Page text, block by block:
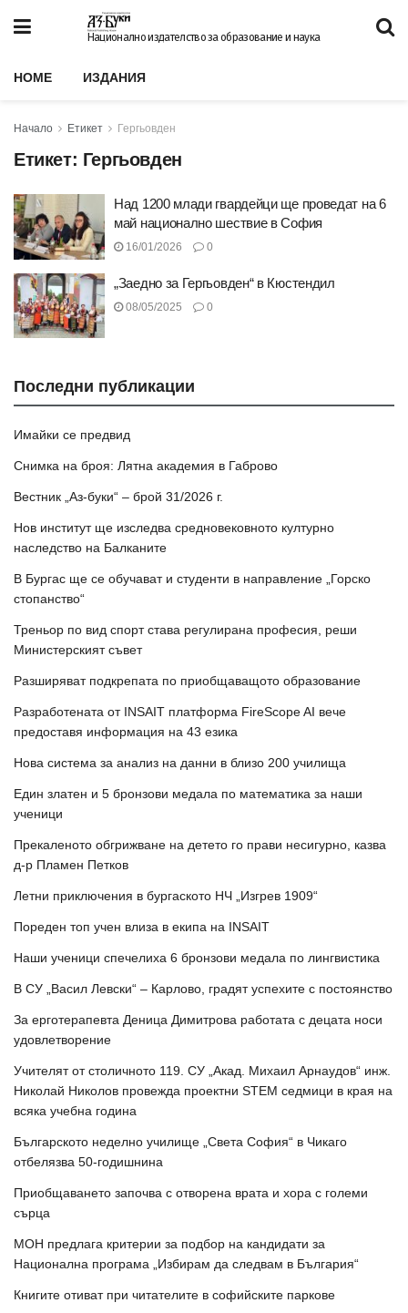
Национално издателство за образование и наука
HOME ИЗДАНИЯ
Начало Етикет Гергьовден
Етикет: Гергьовден
Над 1200 млади гвардейци ще проведат на 6
май национално шествие в София
16/01/2026 0
„Заедно за Гергьовден“ в Кюстендил
08/05/2025 0
Последни публикации
Имайки се предвид
Снимка на броя: Лятна академия в Габрово
Вестник „Аз-буки“ – брой 31/2026 г.
Нов институт ще изследва средновековното културно
наследство на Балканите
В Бургас ще се обучават и студенти в направление „Горско
стопанство“
Треньор по вид спорт става регулирана професия, реши
Министерският съвет
Разширяват подкрепата по приобщаващото образование
Разработената от INSAIT платформа FireScope AI вече
предоставя информация на 43 езика
Нова система за анализ на данни в близо 200 училища
Един златен и 5 бронзови медала по математика за наши
ученици
Прекаленото обгрижване на детето го прави несигурно, казва
д-р Пламен Петков
Летни приключения в бургаското НЧ „Изгрев 1909“
Пореден топ учен влиза в екипа на INSAIT
Наши ученици спечелиха 6 бронзови медала по лингвистика
В СУ „Васил Левски“ – Карлово, градят успехите с постоянство
За ерготерапевта Деница Димитрова работата с децата носи
удовлетворение
Учителят от столичното 119. СУ „Акад. Михаил Арнаудов“ инж.
Николай Николов провежда проектни STEM седмици в края на
всяка учебна година
Българското неделно училище „Света София“ в Чикаго
отбелязва 50-годишнина
Приобщаването започва с отворена врата и хора с големи
сърца
МОН предлага критерии за подбор на кандидати за
Национална програма „Избирам да следвам в България“
Книгите отиват при читателите в софийските паркове